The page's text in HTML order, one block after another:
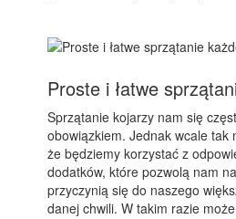
Proste i łatwe
Sprzątanie kojarzy nam się
obowiązkiem. Jednak wcale tak
że będziemy korzystać z
dodatków, które pozwolą nam
przyczynią się do naszego
danej chwili. W takim razie